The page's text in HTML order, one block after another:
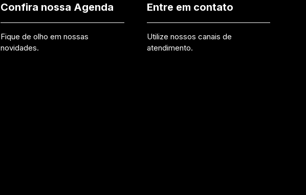
Confira nossa Agenda
Fique de olho em nossas
novidades.
Entre em contato
Utilize nossos canais de
atendimento.